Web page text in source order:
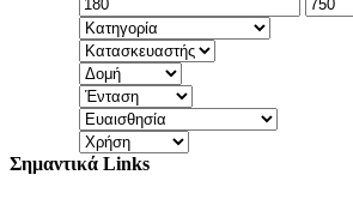
Σημαντικά Links